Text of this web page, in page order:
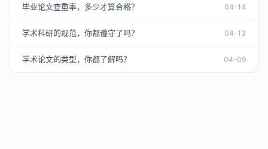
毕业论文查重率，多少才算合格？ 04-14
学术科研的规范，你都遵守了吗？ 04-13
学术论文的类型，你都了解吗？ 04-09